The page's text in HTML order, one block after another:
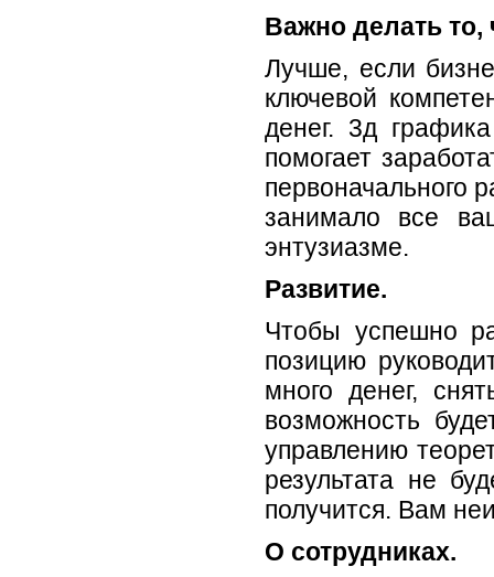
Важно делать то,
Лучше, если
ключевой
денег. 3д
помогает
первоначального
занимало все
энтузиазме.
Развитие.
Чтобы успешно
позицию
много денег,
возможность
управлению
результата не
получится. Вам
О сотрудниках.